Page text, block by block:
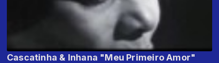
Cascatinha & Inhana "Meu Primeiro Amor"